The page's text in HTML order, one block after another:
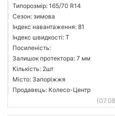
Типорозмір: 165/70 R14
Сезон: зимова
Індекс навантаження: 81
Індекс швидкості: T
Посиленість:
Залишок протектора: 7 мм
Кількість: 2шт
Місто: Запоріжжя
Продавець: Колесо-Центр